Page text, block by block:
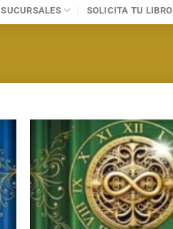
SUCURSALES SOLICITA TU LIBRO